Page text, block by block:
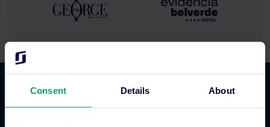
Consent Details About
Commercio alberghiero